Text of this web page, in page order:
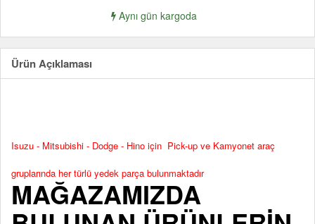
Aynı gün kargoda
Ürün Açıklaması
Isuzu - Mitsubishi - Dodge - Hino için Pick-up ve Kamyonet araç
gruplarında her türlü yedek parça bulunmaktadır
MAĞAZAMIZDA